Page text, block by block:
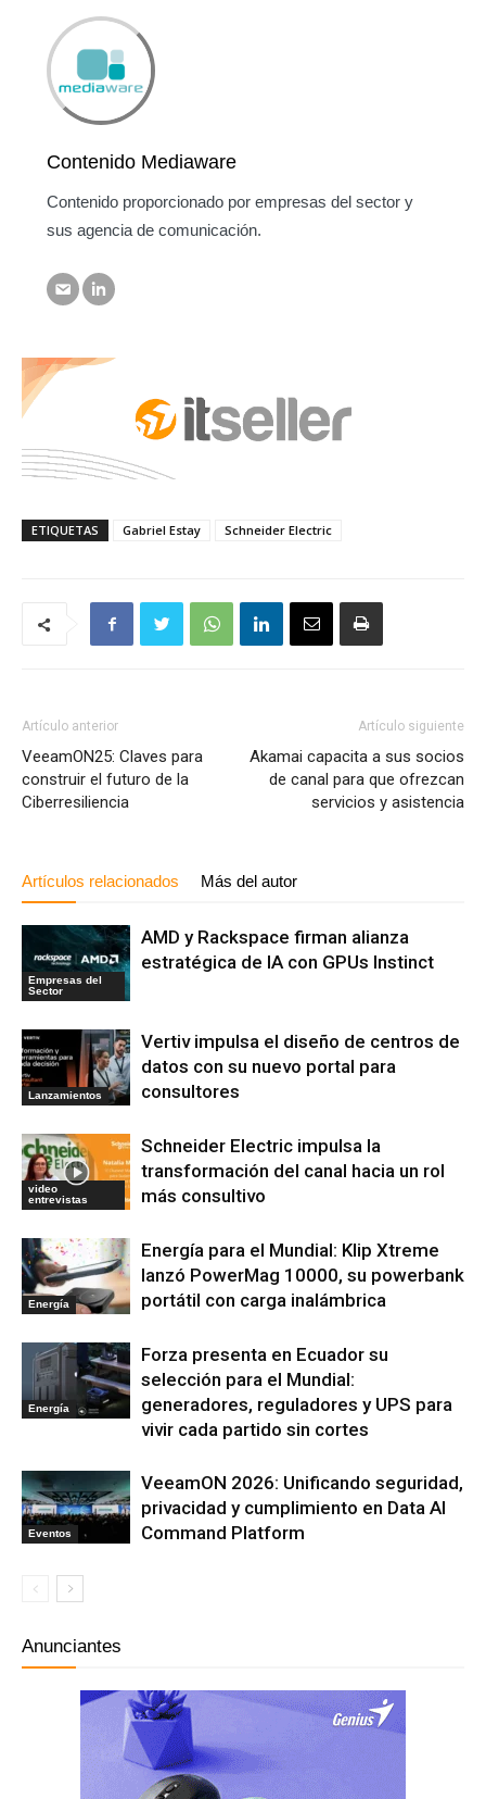
Contenido Mediaware
Contenido proporcionado por empresas del sector y
sus agencia de comunicación.
ETIQUETAS Gabriel Estay Schneider Electric
Artículo anterior
VeeamON25: Claves para
construir el futuro de la
Ciberresiliencia
Artículo siguiente
Akamai capacita a sus socios
de canal para que ofrezcan
servicios y asistencia
Artículos relacionados Más del autor
Empresas del
Sector
AMD y Rackspace firman alianza
estratégica de IA con GPUs Instinct
Lanzamientos
Vertiv impulsa el diseño de centros de
datos con su nuevo portal para
consultores
video
entrevistas
Schneider Electric impulsa la
transformación del canal hacia un rol
más consultivo
Energía
Energía para el Mundial: Klip Xtreme
lanzó PowerMag 10000, su powerbank
portátil con carga inalámbrica
Energía
Forza presenta en Ecuador su
selección para el Mundial:
generadores, reguladores y UPS para
vivir cada partido sin cortes
Eventos
VeeamON 2026: Unificando seguridad,
privacidad y cumplimiento en Data AI
Command Platform
Anunciantes